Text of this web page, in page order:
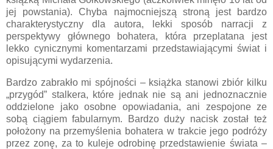
jej powstania). Chyba najmocniejszą stroną jest bardzo
charakterystyczny dla autora, lekki sposób narracji z
perspektywy głównego bohatera, która przeplatana jest
lekko cynicznymi komentarzami przedstawiającymi świat i
opisującymi wydarzenia.
Bardzo zabrakło mi spójności – książka stanowi zbiór kilku
„przygód” stalkera, które jednak nie są ani jednoznacznie
oddzielone jako osobne opowiadania, ani zespojone ze
sobą ciągiem fabularnym. Bardzo duży nacisk został też
położony na przemyślenia bohatera w trakcie jego podróży
przez zonę, za to kuleje odrobinę przedstawienie świata –